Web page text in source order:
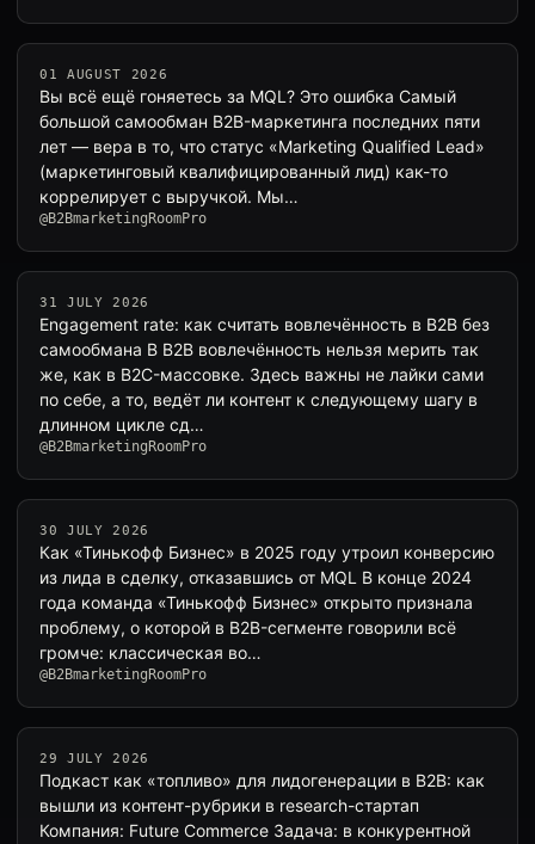
01 AUGUST 2026
Вы всё ещё гоняетесь за MQL? Это ошибка Самый
большой самообман B2B-маркетинга последних пяти
лет — вера в то, что статус «Marketing Qualified Lead»
(маркетинговый квалифицированный лид) как-то
коррелирует с выручкой. Мы…
@B2BmarketingRoomPro
31 JULY 2026
Engagement rate: как считать вовлечённость в B2B без
самообмана В B2B вовлечённость нельзя мерить так
же, как в B2C-массовке. Здесь важны не лайки сами
по себе, а то, ведёт ли контент к следующему шагу в
длинном цикле сд…
@B2BmarketingRoomPro
30 JULY 2026
Как «Тинькофф Бизнес» в 2025 году утроил конверсию
из лида в сделку, отказавшись от MQL В конце 2024
года команда «Тинькофф Бизнес» открыто признала
проблему, о которой в B2B-сегменте говорили всё
громче: классическая во…
@B2BmarketingRoomPro
29 JULY 2026
Подкаст как «топливо» для лидогенерации в B2B: как
вышли из контент-рубрики в research-стартап
Компания: Future Commerce Задача: в конкурентной